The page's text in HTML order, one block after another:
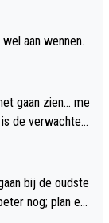
aan wennen.
gaan zien... me
de verwachte
bij de oudste